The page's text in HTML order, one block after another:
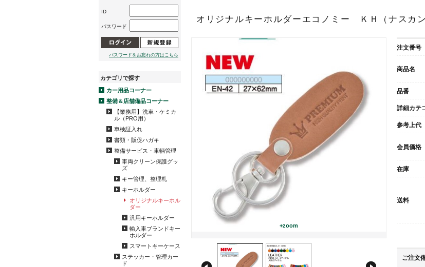
ID
パスワード
パスワードをお忘れの方はこちら
カテゴリで探す
カー用品コーナー
整備＆店舗備品コーナー
【業務用】洗車・ケミカ
ル（PRO用）
車検証入れ
書類・販促ハガキ
整備サービス・車輌管理
車両クリーン保護グッ
ズ
キー管理、整理札
キーホルダー
オリジナルキーホル
ダー
汎用キーホルダー
輸入車ブランドキー
ホルダー
スマートキーケース
ステッカー・管理カー
ド
オリジナルキーホルダーエコノミー ＫＨ（ナス
+zoom
注文番号
商品名
品番
詳細カテ
参考上代
会員価格
在庫
送料
ご注文